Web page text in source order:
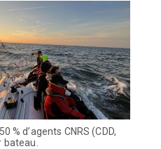
% d’agents CNRS (CDD,